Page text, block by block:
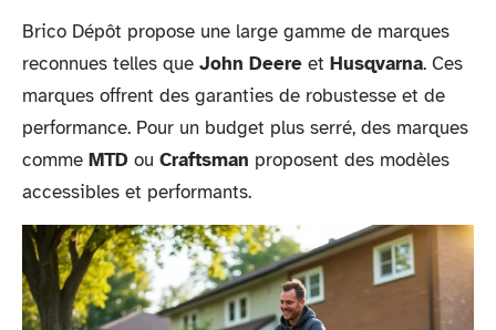
Brico Dépôt propose une large gamme de marques
reconnues telles que John Deere et Husqvarna. Ces
marques offrent des garanties de robustesse et de
performance. Pour un budget plus serré, des marques
comme MTD ou Craftsman proposent des modèles
accessibles et performants.